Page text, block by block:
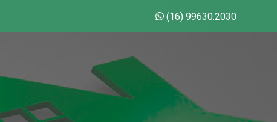
(16) 99630.2030